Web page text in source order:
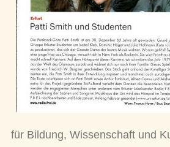
für Bildung, Wissenschaft und